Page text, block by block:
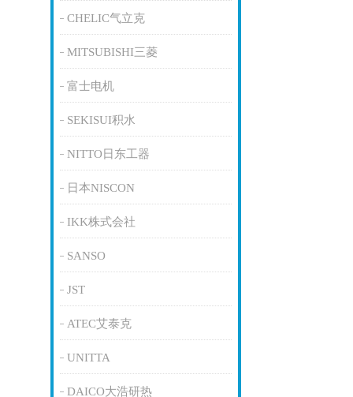
CHELIC气立克
MITSUBISHI三菱
富士电机
SEKISUI积水
NITTO日东工器
日本NISCON
IKK株式会社
SANSO
JST
ATEC艾泰克
UNITTA
DAICO大浩研热